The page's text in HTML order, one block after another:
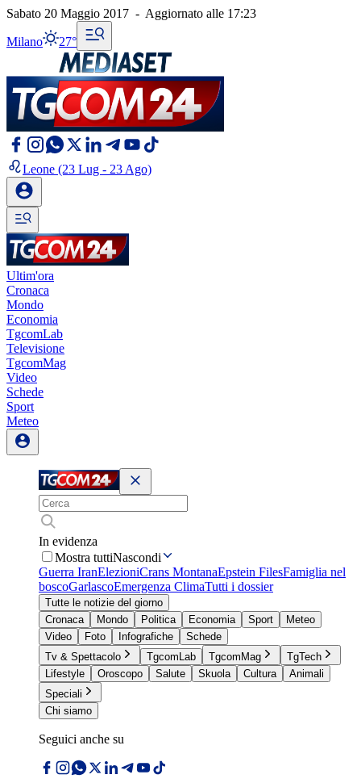
Sabato 20 Maggio 2017 - Aggiornato alle 17:23
Milano 27°
Leone (23 Lug - 23 Ago)
Ultim'ora
Cronaca
Mondo
Economia
TgcomLab
Televisione
TgcomMag
Video
Schede
Sport
Meteo
In evidenza
Mostra tuttiNascondi
Guerra IranElezioniCrans MontanaEpstein FilesFamiglia nel
boscoGarlascoEmergenza ClimaTutti i dossier
Tutte le notizie del giorno
Cronaca
Mondo Politica Economia Sport
Meteo
Video
Foto Infografiche
Schede
Tv & Spettacolo
TgcomLab TgcomMag
TgTech
Lifestyle
Oroscopo Salute Skuola Cultura
Animali
Speciali
Chi siamo
Seguici anche su